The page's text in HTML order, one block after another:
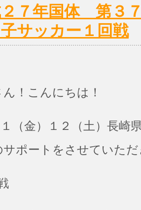
７年国体 第３
サッカー１回戦
ん！こんにちは！
（金）１２（土）長崎
サポートをさせていた